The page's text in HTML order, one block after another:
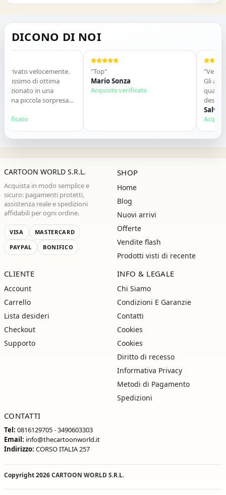
DICONO DI NOI
velocemente.
di ottima
in una
piccola sorpresa
Grazie ,alla
"Top"
Mario Sonza
Acquisto verificato
Gli
qualche
contatti.
CARTOON WORLD S.R.L.
Acquista in modo semplice e
sicuro: pagamenti protetti,
assistenza reale e spedizioni
affidabili per ogni ordine.
VISA
MASTERCARD
PAYPAL
BONIFICO
SHOP
Home
Blog
Nuovi arrivi
Offerte
Vendite flash
Prodotti visti di recente
CLIENTE
Account
Carrello
Lista desideri
Checkout
Supporto
INFO & LEGALE
Chi Siamo
Condizioni E Garanzie
Contatti
Cookies
Cookies
Diritto di recesso
Informativa Privacy
Metodi di Pagamento
Spedizioni
CONTATTI
Tel: 0816129705 - 3490603303
Email: info@thecartoonworld.it
Indirizzo: CORSO ITALIA 257
Copyright 2026CARTOON WORLD S.R.L.